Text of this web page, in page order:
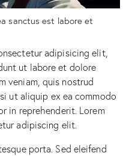
sanctus est labore et
adipisicing elit,
ut labore et dolore
veniam, quis nostrud
ut aliquip ex ea commodo
in reprehenderit. Lorem
adipiscing elit.
porta. Sed eleifend